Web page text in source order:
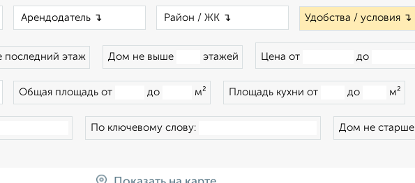
Удобства / условия ↴
этаж Дом не выше этажей Цена от до
Общая площадь от до м² Площадь кухни от до м²
По ключевому слову: Дом не старше